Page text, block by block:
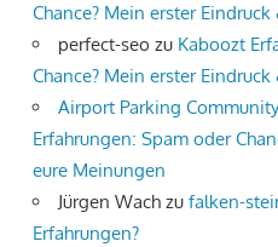
Chance? Mein erster
perfect-seo zu Kaboozt
Chance? Mein erster
Airport Parking
Erfahrungen: Spam oder
eure Meinungen
Jürgen Wach zu falken-
Erfahrungen?